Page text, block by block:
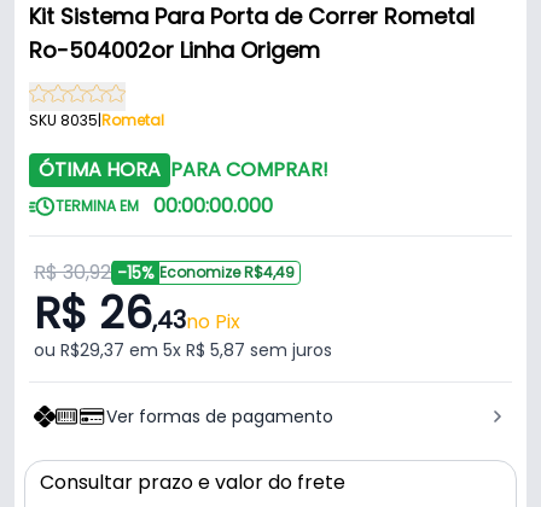
Kit Sistema Para Porta de Correr Rometal
Ro-504002or Linha Origem
SKU 8035|Rometal
ÓTIMA HORA PARA COMPRAR!
TERMINA EM 00:00:00.000
R$ 30,92 -15% Economize R$4,49
R$ 26,43no Pix
ou R$29,37 em 5x R$ 5,87 sem juros
Ver formas de pagamento
Consultar prazo e valor do frete